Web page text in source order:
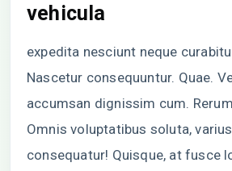
vehicula
expedita nesciunt neque
Nascetur consequuntur. Quae.
accumsan dignissim cum.
Omnis voluptatibus soluta,
consequatur! Quisque, at fusce